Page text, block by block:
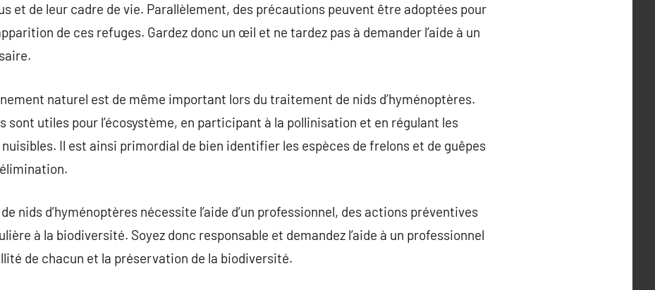
et de leur cadre de vie. Parallèlement, des précautions peuvent être adoptées pour
de ces refuges. Gardez donc un œil et ne tardez pas à demander l’aide à un
naturel est de même important lors du traitement de nids d’hyménoptères.
sont utiles pour l’écosystème, en participant à la pollinisation et en régulant les
Il est ainsi primordial de bien identifier les espèces de frelons et de guêpes
nids d’hyménoptères nécessite l’aide d’un professionnel, des actions préventives
à la biodiversité. Soyez donc responsable et demandez l’aide à un professionnel
de chacun et la préservation de la biodiversité.